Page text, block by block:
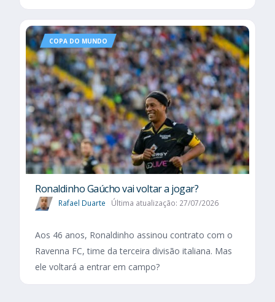
COPA DO MUNDO
Ronaldinho Gaúcho vai voltar a jogar?
Rafael Duarte Última atualização: 27/07/2026
Aos 46 anos, Ronaldinho assinou contrato com o
Ravenna FC, time da terceira divisão italiana. Mas
ele voltará a entrar em campo?